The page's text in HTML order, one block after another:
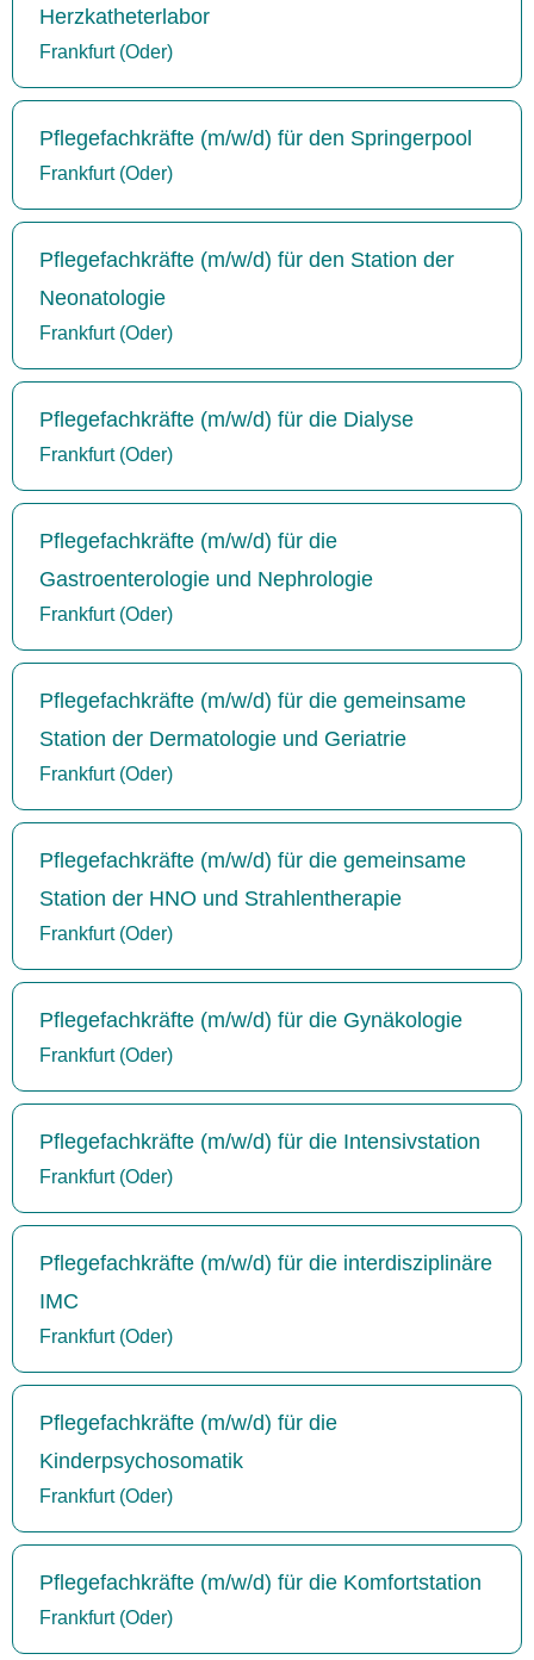
Herzkatheterlabor
Frankfurt (Oder)
Pflegefachkräfte (m/w/d) für den Springerpool
Frankfurt (Oder)
Pflegefachkräfte (m/w/d) für den Station der
Neonatologie
Frankfurt (Oder)
Pflegefachkräfte (m/w/d) für die Dialyse
Frankfurt (Oder)
Pflegefachkräfte (m/w/d) für die
Gastroenterologie und Nephrologie
Frankfurt (Oder)
Pflegefachkräfte (m/w/d) für die gemeinsame
Station der Dermatologie und Geriatrie
Frankfurt (Oder)
Pflegefachkräfte (m/w/d) für die gemeinsame
Station der HNO und Strahlentherapie
Frankfurt (Oder)
Pflegefachkräfte (m/w/d) für die Gynäkologie
Frankfurt (Oder)
Pflegefachkräfte (m/w/d) für die Intensivstation
Frankfurt (Oder)
Pflegefachkräfte (m/w/d) für die interdisziplinäre
IMC
Frankfurt (Oder)
Pflegefachkräfte (m/w/d) für die
Kinderpsychosomatik
Frankfurt (Oder)
Pflegefachkräfte (m/w/d) für die Komfortstation
Frankfurt (Oder)